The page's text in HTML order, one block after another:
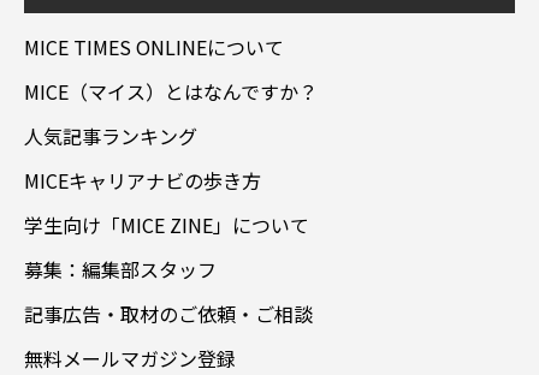
MICE TIMES ONLINEについて
MICE（マイス）とはなんですか？
人気記事ランキング
MICEキャリアナビの歩き方
学生向け「MICE ZINE」について
募集：編集部スタッフ
記事広告・取材のご依頼・ご相談
無料メールマガジン登録